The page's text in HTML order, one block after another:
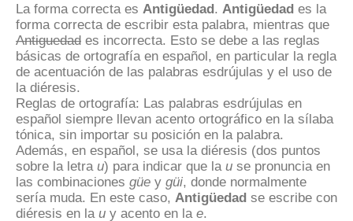
La forma correcta es Antigüedad Antigüedad es la
forma correcta de escribir esta palabra, mientras que
Antiguedad es incorrecta. Esto se debe a las reglas
básicas de ortografía en español, en particular la regla
de acentuación de las palabras esdrújulas y el uso de
la diéresis.
Reglas de ortografía: Las palabras esdrújulas en
español siempre llevan acento ortográfico en la sílaba
tónica, sin importar su posición en la palabra.
Además, en español, se usa la diéresis (dos puntos
sobre la letra u) para indicar que la u se pronuncia en
las combinaciones güe y güi , donde normalmente
sería muda. En este caso, Antigüedad se escribe con
diéresis en la u y acento en la e